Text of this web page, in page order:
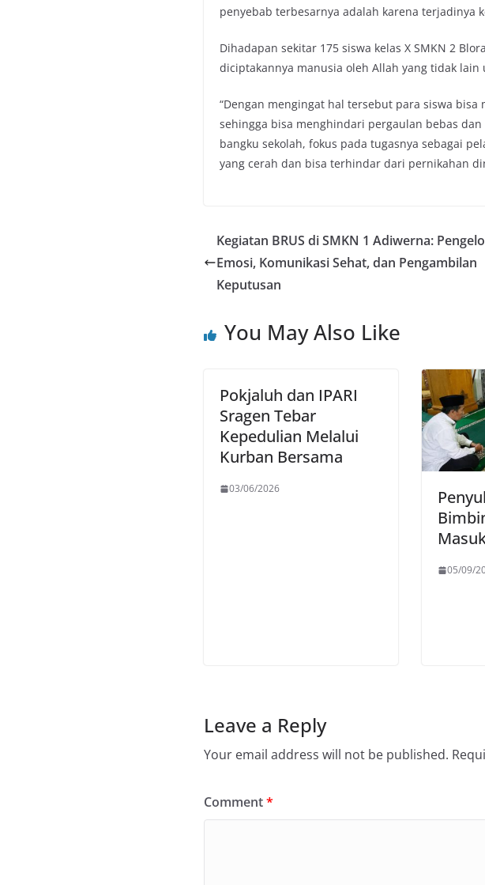
penyebab terbesarnya adalah karena terjadinya
Dihadapan sekitar 175 siswa kelas X SMKN 2
diciptakannya manusia oleh Allah yang tidak lain
“Dengan mengingat hal tersebut para siswa
sehingga bisa menghindari pergaulan bebas
bangku sekolah, fokus pada tugasnya sebagai
yang cerah dan bisa terhindar dari pernikahan
Kegiatan BRUS di SMKN 1 Adiwerna:
Emosi, Komunikasi Sehat, dan Pengambilan
Keputusan
You May Also Like
Pokjaluh dan IPARI
Sragen Tebar
Kepedulian Melalui
Kurban Bersama
03/06/2026
05/09/
Leave a Reply
Your email address will not be published.
Comment*